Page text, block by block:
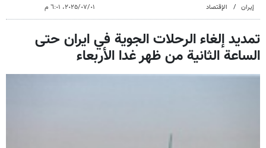
إيران الإقتصاد ٠١‏/٠٧‏/٢٠٢٥، ٦:٠١ م
تمديد إلغاء الرحلات الجوية في ايران حتى
الساعة الثانية من ظهر غدا الأربعاء